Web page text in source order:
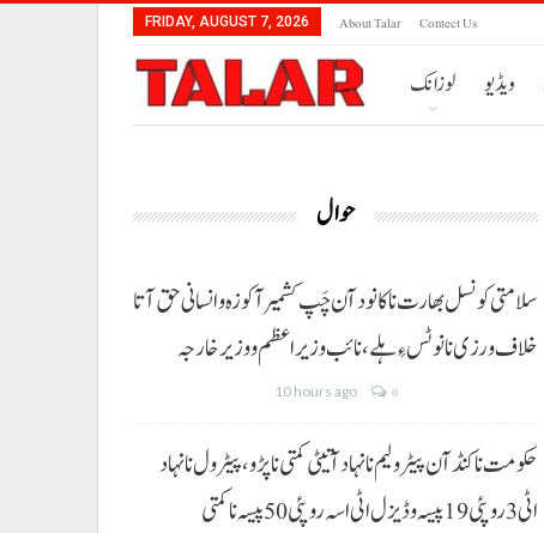
FRIDAY, AUGUST 7, 2026 About Talar Contect Us
لوزانک ویڈیو
حوال
سلامتی کونسل بھارت نا کانود آن چَپ کشمیر آ کوزہ و انسانی حق آتا
خلاف ورزی نا نوٹس ءِ ہلے،نائب وزیراعظم و وزیر خارجہ
10 hours ago 0
حکومت نا کنڈ آن پیٹرولیم نا نہاد آتیٹی کمتی نا پڑو،پیٹرول نا نہاد
اٹی 3 روپئی 19 پیسہ و ڈیزل اٹی اسہ روپئی 50 پیسہ نا کمتی